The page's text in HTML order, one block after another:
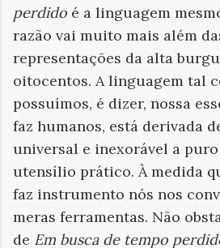
perdido é a linguagem
razão vai muito mais além
representações da alta
oitocentos. A linguagem tal
possuímos, é dizer, nossa
faz humanos, está derivada
universal e inexorável a
utensílio prático. À medida
faz instrumento nós nos
meras ferramentas. Não
de Em busca de tempo